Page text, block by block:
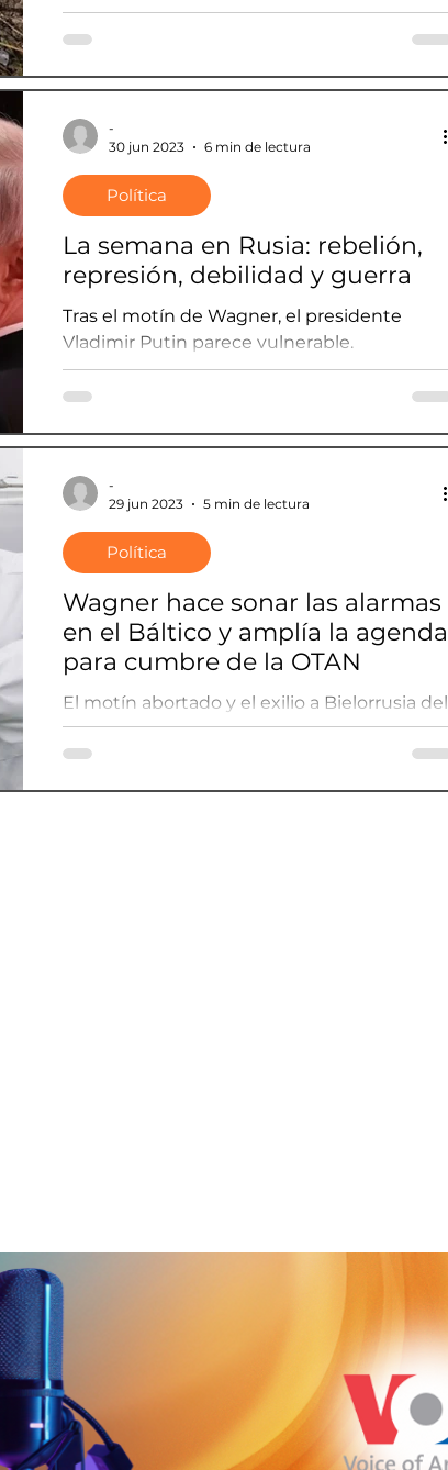
racimo que EEUU enviará a Ucrania?
La semana en Rusia: rebelión,
represión, debilidad y guerra
Tras el motín de Wagner, el presidente
Vladimir Putin parece vulnerable.
Política
-
30 jun 2023
6 min de lectura
Wagner hace sonar las alarmas
en el Báltico y amplía la agenda
para cumbre de la OTAN
El motín abortado y el exilio a Bielorrusia del
jefe de Wagner, Yevgeny Prigozhin,
ampliarán la agenda más allá de Ucrania en
Política
-
29 jun 2023
5 min de lectura